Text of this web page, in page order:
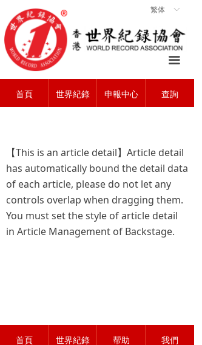
首頁 世界紀錄 申報中心 查詢
ꀅ
繁体
끀
ꀇ 首頁
ꄃ 關於協會
ꁡ 世界紀錄
ꄠ 查詢中心
ꂀ 常見問題
聯系我們
【This is an article detail】Article detail
has automatically bound the detail data
of each article, please do not let any
controls overlap when dragging them.
You must set the style of article detail
in Article Management of Backstage.
首頁 世界紀錄 帮助 我們